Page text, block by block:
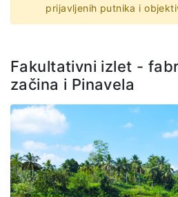
prijavljenih putnika i
Fakultativni izlet -
začina i Pinavela